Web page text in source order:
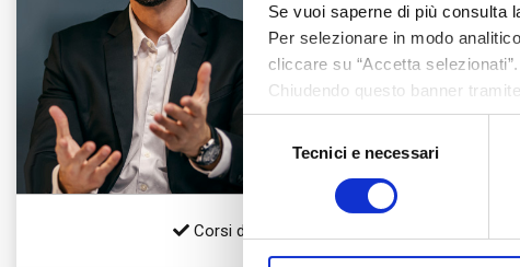
Se vuoi saperne di più consulta
Per selezionare in modo
cliccare su “Accetta selezionati”.
Chiudendo questo banner
assenza di cookie o altri
consenso
Tecnici e necessari
Corsi di Formazione